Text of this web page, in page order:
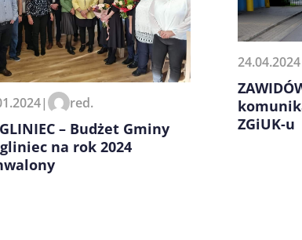
przeglądarce podczas pisania
| red.
– Budżet Gminy
na rok 2024
24.04.2024
ZGiUK-u